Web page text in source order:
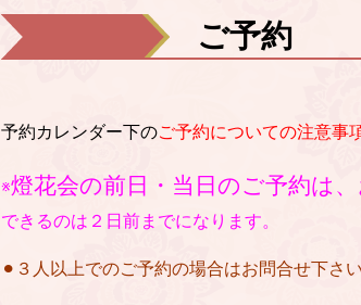
ご予約
予約カレンダー下のご予約についての注意事
※燈花会の前日・当日のご予約は
できるのは２日前までになります。
⚫︎３人以上でのご予約の場合はお問合せ下さい